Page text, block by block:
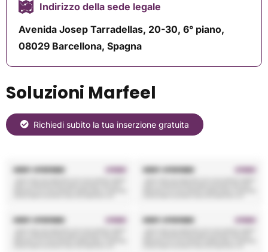
Indirizzo della sede legale
Avenida Josep Tarradellas, 20-30, 6° piano,
08029 Barcellona, ​​Spagna
Soluzioni Marfeel
Richiedi subito la tua inserzione gratuita